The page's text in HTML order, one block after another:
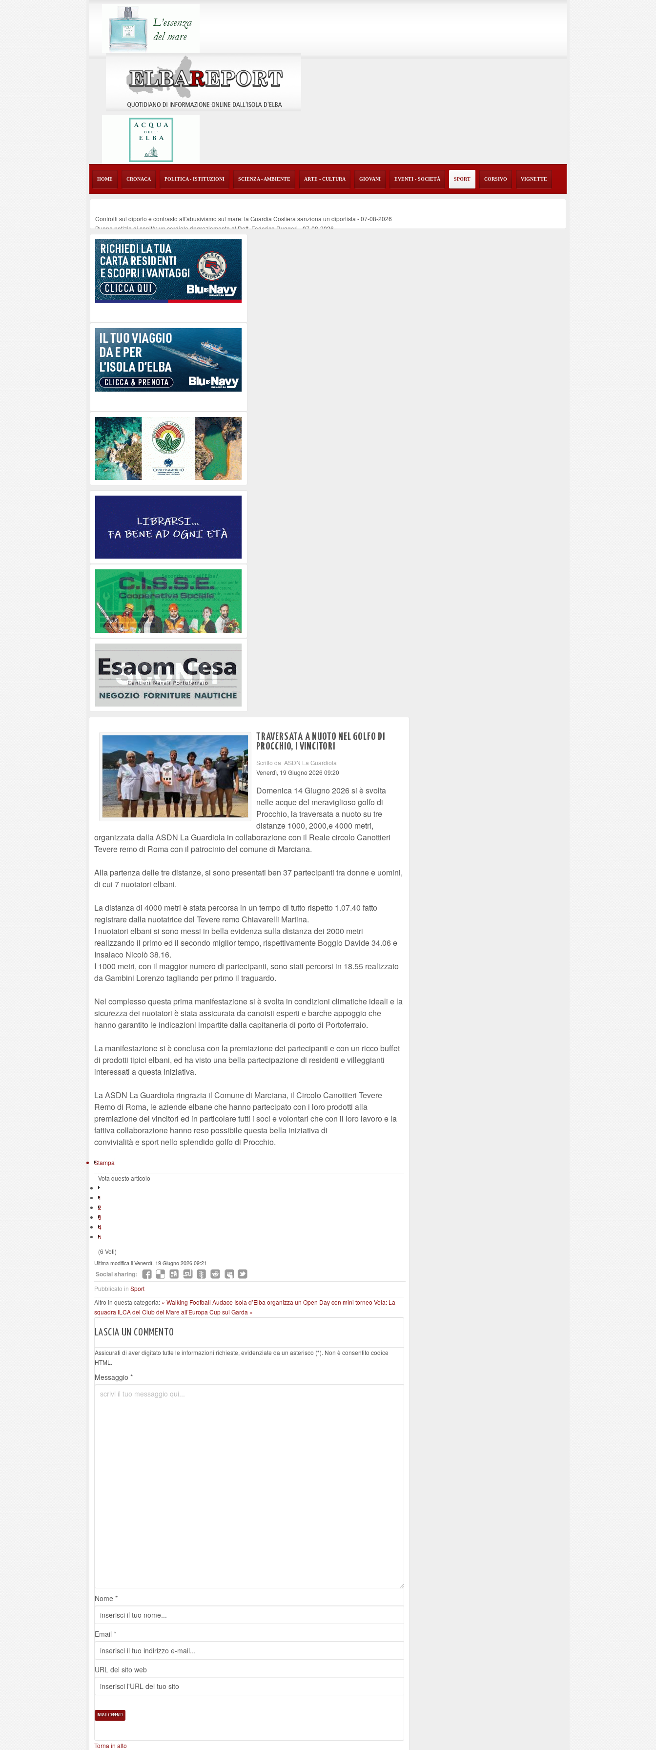
HOME CRONACA POLITICA - ISTITUZIONI SCIENZA - AMBIENTE ARTE - CULTURA GIOVANI EVENTI - SOCIETÀ SPORT CORSIVO VIGNETTE
Controlli sul diporto e contrasto all'abusivismo sul mare: la Guardia Costiera sanziona un diportista -07-08-2026
Buone notizie di sanità: un cordiale ringraziamento al Dott. Federico Ruggeri-07-08-2026
Altiero Spinelli e Ursula Hirschmann all'Elba: riaffiora una testimonianza del 1966
Capoliveri, potenziata la pulizia dei bordi stradali-07-08-2026
Marina di Campo tra i porti interessati dal nuovo piano dell'Autorità portuale regionale
TRAVERSATA A NUOTO NEL GOLFO DI
PROCCHIO, I VINCITORI
Scritto da ASDN La Guardiola
Venerdì, 19 Giugno 2026 09:20
Domenica 14 Giugno 2026 si è svolta
nelle acque del meraviglioso golfo di
Procchio, la traversata a nuoto su tre
distanze 1000, 2000,e 4000 metri,
organizzata dalla ASDN La Guardiola in collaborazione con il Reale circolo Canottieri
Tevere remo di Roma con il patrocinio del comune di Marciana.
Alla partenza delle tre distanze, si sono presentati ben 37 partecipanti tra donne e uomini,
di cui 7 nuotatori elbani.
La distanza di 4000 metri è stata percorsa in un tempo di tutto rispetto 1.07.40 fatto
registrare dalla nuotatrice del Tevere remo Chiavarelli Martina.
I nuotatori elbani si sono messi in bella evidenza sulla distanza dei 2000 metri
realizzando il primo ed il secondo miglior tempo, rispettivamente Boggio Davide 34.06 e
Insalaco Nicolò 38.16.
I 1000 metri, con il maggior numero di partecipanti, sono stati percorsi in 18.55 realizzato
da Gambini Lorenzo tagliando per primo il traguardo.
Nel complesso questa prima manifestazione si è svolta in condizioni climatiche ideali e la
sicurezza dei nuotatori è stata assicurata da canoisti esperti e barche appoggio che
hanno garantito le indicazioni impartite dalla capitaneria di porto di Portoferraio.
La manifestazione si è conclusa con la premiazione dei partecipanti e con un ricco buffet
di prodotti tipici elbani, ed ha visto una bella partecipazione di residenti e villeggianti
interessati a questa iniziativa.
La ASDN La Guardiola ringrazia il Comune di Marciana, il Circolo Canottieri Tevere
Remo di Roma, le aziende elbane che hanno partecipato con i loro prodotti alla
premiazione dei vincitori ed in particolare tutti i soci e volontari che con il loro lavoro e la
fattiva collaborazione hanno reso possibile questa bella iniziativa di
convivialità e sport nello splendido golfo di Procchio.
Stampa
Vota questo articolo
1
2
3
4
5
(6 Voti)
Ultima modifica il Venerdì, 19 Giugno 2026 09:21
Social sharing:
Pubblicato in Sport
Altro in questa categoria: « Walking Football Audace Isola d’Elba organizza un Open Day con mini torneo Vela: La
squadra ILCA del Club del Mare all'Europa Cup sul Garda »
LASCIA UN COMMENTO
Assicurati di aver digitato tutte le informazioni richieste, evidenziate da un asterisco (*). Non è consentito codice
HTML.
Messaggio *
Nome *
Email *
URL del sito web
Torna in alto